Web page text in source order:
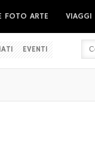
FOTO ARTE VIAGGI
EVENTI